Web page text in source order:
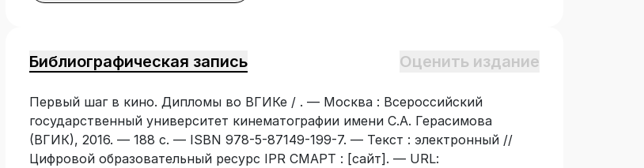
Библиографическая запись Оценить издание
Первый шаг в кино. Дипломы во ВГИКе / . — Москва : Всероссийский
государственный университет кинематографии имени С.А. Герасимова
(ВГИК), 2016. — 188 с. — ISBN 978-5-87149-199-7. — Текст : электронный //
Цифровой образовательный ресурс IPR СМАРТ : [сайт]. — URL: